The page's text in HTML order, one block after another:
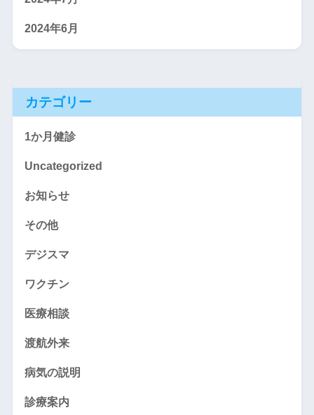
2024年6月
カテゴリー
1か月健診
Uncategorized
お知らせ
その他
デジスマ
ワクチン
医療相談
渡航外来
病気の説明
診療案内